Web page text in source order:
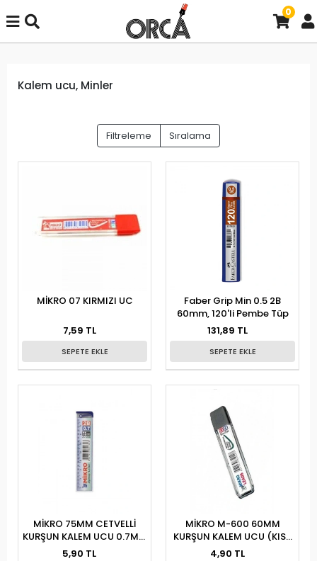
0
Kalem ucu, Minler
Filtreleme Sıralama
MİKRO 07 KIRMIZI UC
7,59 TL
SEPETE EKLE
Faber Grip Min 0.5 2B
60mm, 120'li Pembe Tüp
131,89 TL
SEPETE EKLE
MİKRO 75MM CETVELLİ
KURŞUN KALEM UCU 0.7MM
(TÜRK MALI)
5,90 TL
MİKRO M-600 60MM
KURŞUN KALEM UCU (KISA
MİN) 0.9MM T.M.
4,90 TL